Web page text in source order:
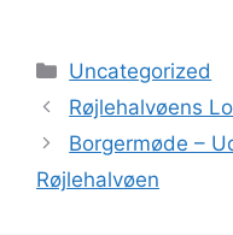
Kategorier
Uncategorized
Røjlehalvøens
Borgermøde –
Røjlehalvøen